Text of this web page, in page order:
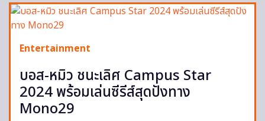
Entertainment
บอส-หมิว ชนะเลิศ Campus Star
2024 พร้อมเล่นซีรีส์สุดปังทาง
Mono29